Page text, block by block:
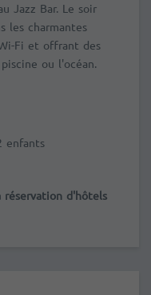
Jazz Bar. Le soir
les charmantes
Fi et offrant des
ou l'océan.
enfants
réservation d'hôtels